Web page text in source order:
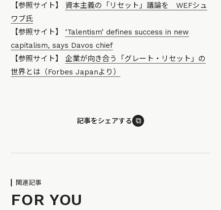
【参照サイト】 資本主義の「リセット」議論を WEFシュ
ワブ氏
【参照サイト】 ‘Talentism’ defines success in new
capitalism, says Davos chief
【参照サイト】企業が向き合う「グレート・リセット」の
世界とは（Forbes Japanより）
記事をシェアする ⧉
関連記事
FOR YOU